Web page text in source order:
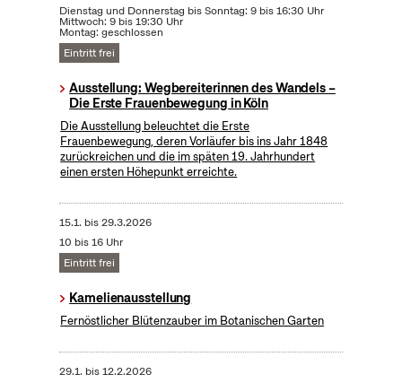
Dienstag und Donnerstag bis Sonntag: 9 bis 16:30 Uhr
Mittwoch: 9 bis 19:30 Uhr
Montag: geschlossen
Eintritt frei
Ausstellung: Wegbereiterinnen des Wandels –
Die Erste Frauenbewegung in Köln
Die Ausstellung beleuchtet die Erste
Frauenbewegung, deren Vorläufer bis ins Jahr 1848
zurückreichen und die im späten 19. Jahrhundert
einen ersten Höhepunkt erreichte.
15.1. bis29.3.2026
10 bis 16 Uhr
Eintritt frei
Kamelienausstellung
Fernöstlicher Blütenzauber im Botanischen Garten
29.1. bis12.2.2026